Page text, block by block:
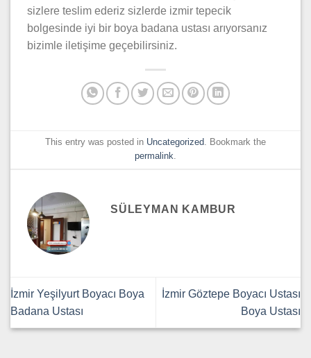
sizlere teslim ederiz sizlerde izmir tepecik
bolgesinde iyi bir boya badana ustası arıyorsanız
bizimle iletişime geçebilirsiniz.
This entry was posted in Uncategorized. Bookmark the
permalink.
SÜLEYMAN KAMBUR
İzmir Yeşilyurt Boyacı Boya
Badana Ustası
İzmir Göztepe Boyacı Ustası
Boya Ustası